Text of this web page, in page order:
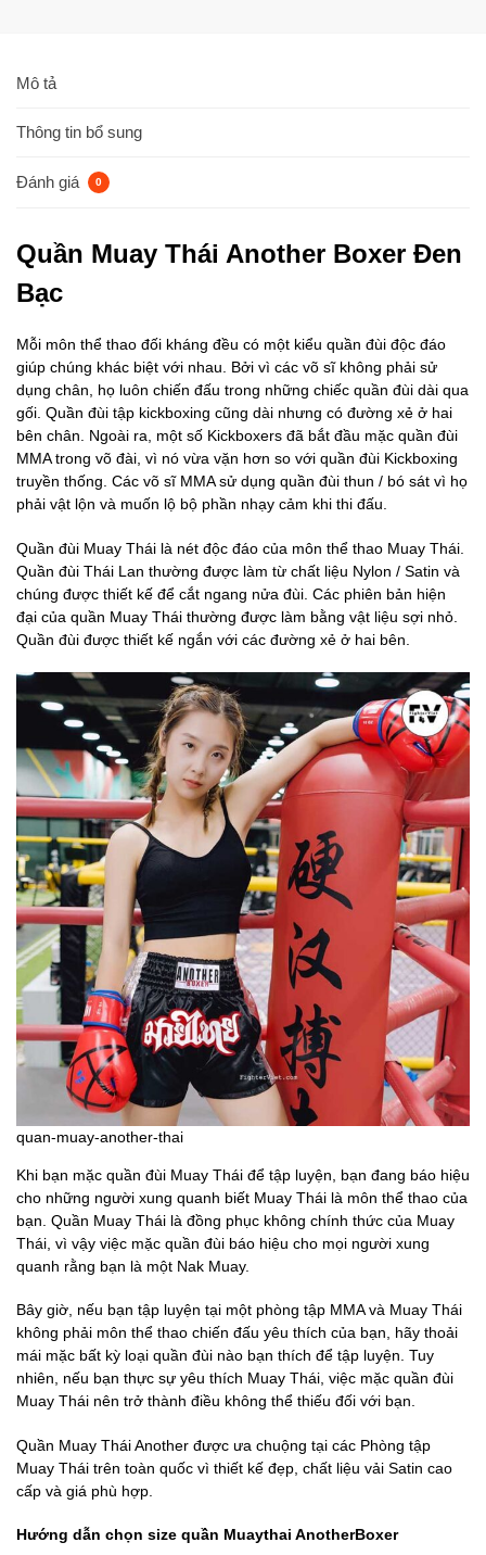
Mô tả
Thông tin bổ sung
Đánh giá 0
Quần Muay Thái Another Boxer Đen
Bạc
Mỗi môn thể thao đối kháng đều có một kiểu quần đùi độc đáo
giúp chúng khác biệt với nhau. Bởi vì các võ sĩ không phải sử
dụng chân, họ luôn chiến đấu trong những chiếc quần đùi dài qua
gối. Quần đùi tập kickboxing cũng dài nhưng có đường xẻ ở hai
bên chân. Ngoài ra, một số Kickboxers đã bắt đầu mặc quần đùi
MMA trong võ đài, vì nó vừa vặn hơn so với quần đùi Kickboxing
truyền thống. Các võ sĩ MMA sử dụng quần đùi thun / bó sát vì họ
phải vật lộn và muốn lộ bộ phần nhạy cảm khi thi đấu.
Quần đùi Muay Thái là nét độc đáo của môn thể thao Muay Thái.
Quần đùi Thái Lan thường được làm từ chất liệu Nylon / Satin và
chúng được thiết kế để cắt ngang nửa đùi. Các phiên bản hiện
đại của quần Muay Thái thường được làm bằng vật liệu sợi nhỏ.
Quần đùi được thiết kế ngắn với các đường xẻ ở hai bên.
quan-muay-another-thai
Khi bạn mặc quần đùi Muay Thái để tập luyện, bạn đang báo hiệu
cho những người xung quanh biết Muay Thái là môn thể thao của
bạn. Quần Muay Thái là đồng phục không chính thức của Muay
Thái, vì vậy việc mặc quần đùi báo hiệu cho mọi người xung
quanh rằng bạn là một Nak Muay.
Bây giờ, nếu bạn tập luyện tại một phòng tập MMA và Muay Thái
không phải môn thể thao chiến đấu yêu thích của bạn, hãy thoải
mái mặc bất kỳ loại quần đùi nào bạn thích để tập luyện. Tuy
nhiên, nếu bạn thực sự yêu thích Muay Thái, việc mặc quần đùi
Muay Thái nên trở thành điều không thể thiếu đối với bạn.
Quần Muay Thái Another được ưa chuộng tại các Phòng tập
Muay Thái trên toàn quốc vì thiết kế đẹp, chất liệu vải Satin cao
cấp và giá phù hợp.
Hướng dẫn chọn size quần Muaythai AnotherBoxer